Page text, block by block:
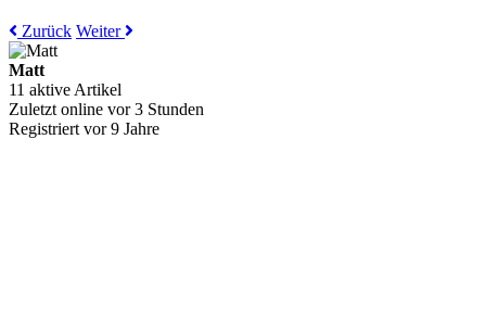
Zurück Weiter
Matt
11 aktive Artikel
Zuletzt online vor 3 Stunden
Registriert vor 9 Jahre